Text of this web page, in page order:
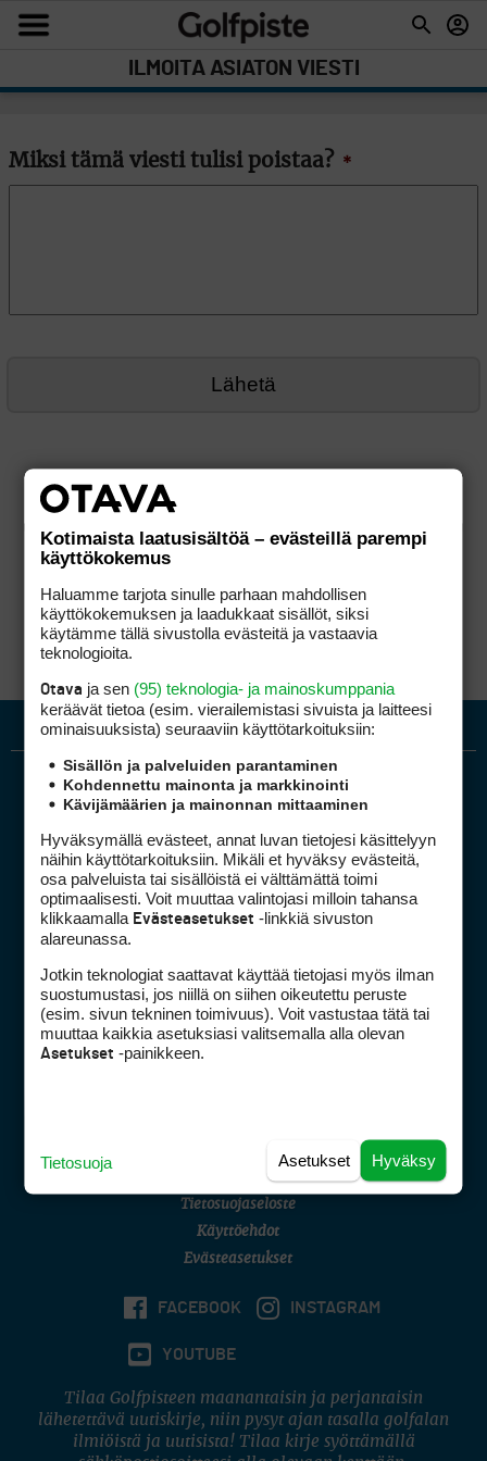
ILMOITA ASIATON VIESTI
Miksi tämä viesti tulisi poistaa? *
Golfpiste mediakortti
Golfpisteen yhteystiedot
DSA avoimuusraportti
Asiakaspalvelu
(digi) digi@otavamedia.fi
Tietosuojaseloste
Käyttöehdot
Evästeasetukset
FACEBOOK INSTAGRAM
YOUTUBE
Tilaa Golfpisteen maanantaisin ja perjantaisin
lähetettävä uutiskirje, niin pysyt ajan tasalla golfalan
ilmiöistä ja uutisista! Tilaa kirje syöttämällä
Kotimaista laatusisältöä – evästeillä parempi
käyttökokemus
Haluamme tarjota sinulle parhaan mahdollisen
käyttökokemuksen ja laadukkaat sisällöt, siksi
käytämme tällä sivustolla evästeitä ja vastaavia
teknologioita.
Otava ja sen (95) teknologia- ja mainoskumppania
keräävät tietoa (esim. vierailemis­tasi sivuista ja laitteesi
ominaisuuk­sista) seuraaviin käyttötarkoituksiin:
Sisällön ja palveluiden parantaminen
Kohdennettu mainonta ja markkinointi
Kävijämäärien ja mainonnan mittaaminen
Hyväksymällä evästeet, annat luvan tietojesi käsittelyyn
näihin käyttötarkoituksiin. Mikäli et hyväksy evästeitä,
osa palveluista tai sisällöistä ei välttämättä toimi
optimaalisesti. Voit muuttaa valintojasi milloin tahansa
klikkaamalla Evästeasetukset -linkkiä sivuston
alareunassa.
Jotkin teknologiat saattavat käyttää tietojasi myös ilman
suostumustasi, jos niillä on siihen oikeutettu peruste
(esim. sivun tekninen toimivuus). Voit vastustaa tätä tai
muuttaa kaikkia asetuksiasi valitsemalla alla olevan
Asetukset -painikkeen.
Hyväksy
Asetukset
Tietosuoja